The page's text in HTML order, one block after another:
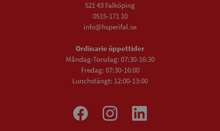
521 43 Falköping
0515-171 10
info@hsperifal.se
Ordinarie öppettider
Måndag-Torsdag: 07:30-16:30
Fredag: 07:30-16:00
Lunchstängt: 12:00-13:00